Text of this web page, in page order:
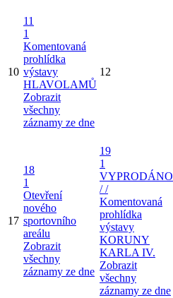
10
11
1
Komentovaná
prohlídka
výstavy
HLAVOLAMŮ
Zobrazit
všechny
záznamy ze dne
12
17
18
1
Otevření
nového
sportovního
areálu
Zobrazit
všechny
záznamy ze dne
19
1
VYPRODÁNO
/ /
Komentovaná
prohlídka
výstavy
KORUNY
KARLA IV.
Zobrazit
všechny
záznamy ze dne